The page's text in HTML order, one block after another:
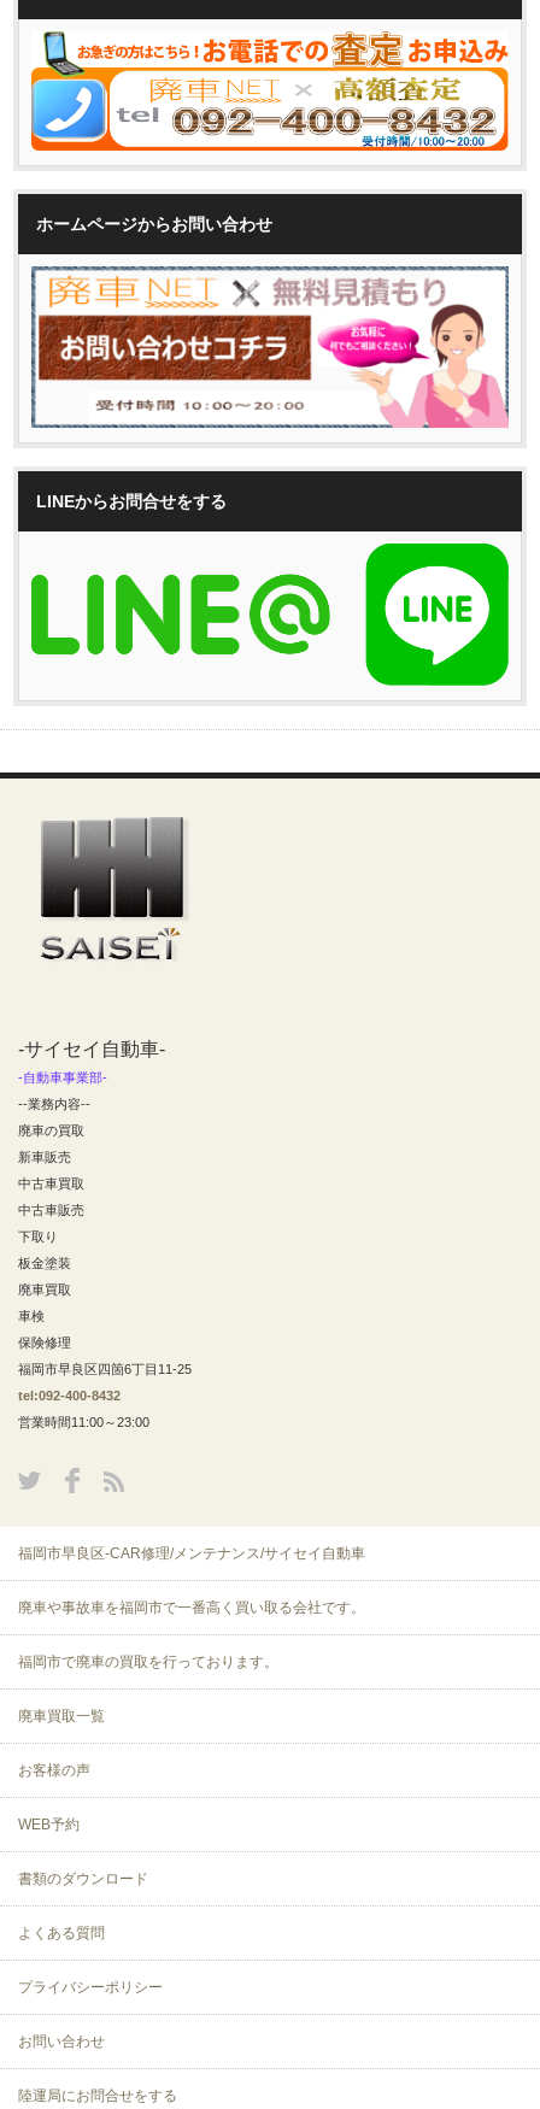
ホームページからお問い合わせ
LINEからお問合せをする
-サイセイ自動車-
-自動車事業部-
--業務内容--
廃車の買取
新車販売
中古車買取
中古車販売
下取り
板金塗装
廃車買取
車検
保険修理
福岡市早良区四箇6丁目11-25
tel:092-400-8432
営業時間11:00～23:00
福岡市早良区-CAR修理/メンテナンス/サイセイ自動車
廃車や事故車を福岡市で一番高く買い取る会社です。
福岡市で廃車の買取を行っております。
廃車買取一覧
お客様の声
WEB予約
書類のダウンロード
よくある質問
プライバシーポリシー
お問い合わせ
陸運局にお問合せをする